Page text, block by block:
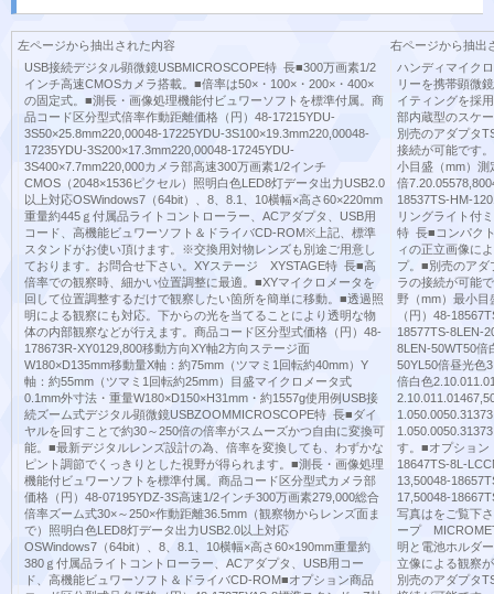
左ページから抽出された内容
USB接続デジタル顕微鏡USBMICROSCOPE特 長■300万画素1/2
インチ高速CMOSカメラ搭載。■倍率は50×・100×・200×・400×
の固定式。■測長・画像処理機能付ビュワーソフトを標準付属。商
品コード区分型式倍率作動距離価格（円）48-17215YDU-
3S50×25.8mm220,00048-17225YDU-3S100×19.3mm220,00048-
17235YDU-3S200×17.3mm220,00048-17245YDU-
3S400×7.7mm220,000カメラ部高速300万画素1/2インチ
CMOS（2048×1536ピクセル）照明白色LED8灯データ出力USB2.0
以上対応OSWindows7（64bit）、8、8.1、10横幅×高さ60×220mm
重量約445ｇ付属品ライトコントローラー、ACアダプタ、USB用
コード、高機能ビュワーソフト＆ドライバCD-ROM※上記、標準
スタンドがお使い頂けます。※交換用対物レンズも別途ご用意し
ております。お問合せ下さい。XYステージ XYSTAGE特 長■高
倍率での観察時、細かい位置調整に最適。■XYマイクロメータを
回して位置調整するだけで観察したい箇所を簡単に移動。■透過照
明による観察にも対応。下からの光を当てることにより透明な物
体の内部観察などが行えます。商品コード区分型式価格（円）48-
178673R-XY0129,800移動方向XY軸2方向ステージ面
W180×D135mm移動量X軸：約75mm（ツマミ1回転約40mm）Y
軸：約55mm（ツマミ1回転約25mm）目盛マイクロメータ式
0.1mm外寸法・重量W180×D150×H31mm・約1557g使用例USB接
続ズーム式デジタル顕微鏡USBZOOMMICROSCOPE特 長■ダイ
ヤルを回すことで約30～250倍の倍率がスムーズかつ自由に変換可
能。■最新デジタルレンズ設計の為、倍率を変換しても、わずかな
ピント調節でくっきりとした視野が得られます。■測長・画像処理
機能付ビュワーソフトを標準付属。商品コード区分型式カメラ部
価格（円）48-07195YDZ-3S高速1/2インチ300万画素279,000総合
倍率ズーム式30×～250×作動距離36.5mm（観察物からレンズ面ま
で）照明白色LED8灯データ出力USB2.0以上対応
OSWindows7（64bit）、8、8.1、10横幅×高さ60×190mm重量約
380ｇ付属品ライトコントローラー、ACアダプタ、USB用コー
ド、高機能ビュワーソフト＆ドライバCD-ROM■オプション商品
右ページから抽出
ハンディマイク
リーを携帯顕微
イティングを採
部内蔵型のスケ
別売のアダプタ
接続が可能です
小目盛（mm）測
倍
18537TS-HM-
リングライト付
特 長■コンパク
ィの正立画像に
プ。■別売のアダ
ラの接続が可能
野（mm）最小目
（円）48-
18577TS-8LEN-
8LEN-50WT50倍
50YL50倍昼光色
倍白色
す。■オプショ
18647TS-8L-
13,50048-
17,50048-
写真はをご覧下
ープ
明と電池ホルダ
立像による観察
別売のアダプタ